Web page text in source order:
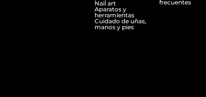
Nail art
Aparatos y
herramientas
Cuidado de uñas,
manos y pies
frecuentes